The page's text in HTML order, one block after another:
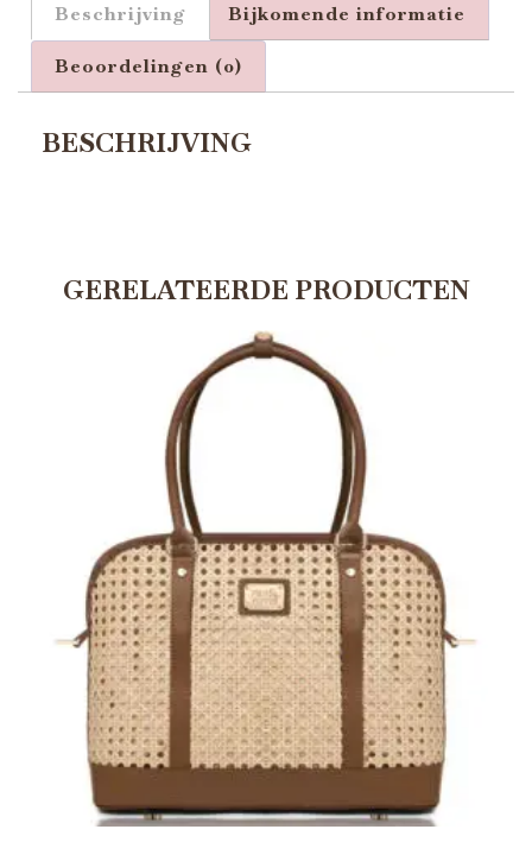
Beschrijving Bijkomende informatie
Beoordelingen (0)
BESCHRIJVING
GERELATEERDE PRODUCTEN